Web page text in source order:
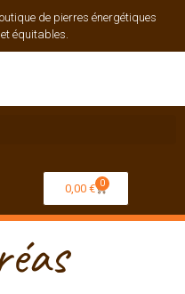
de pierres énergétiques
équitables.
0,00 € 0